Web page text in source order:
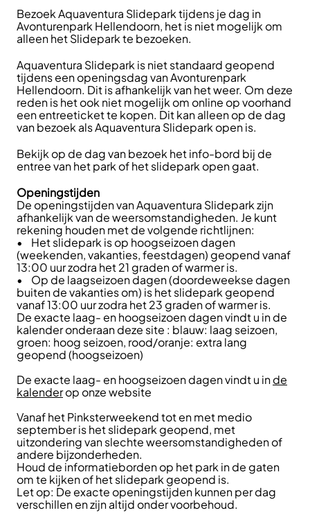
Bezoek Aquaventura Slidepark tijdens je dag in
Avonturenpark Hellendoorn, het is niet mogelijk om
alleen het Slidepark te bezoeken.
Aquaventura Slidepark is niet standaard geopend
tijdens een openingsdag van Avonturenpark
Hellendoorn. Dit is afhankelijk van het weer. Om deze
reden is het ook niet mogelijk om online op voorhand
een entreeticket te kopen. Dit kan alleen op de dag
van bezoek als Aquaventura Slidepark open is.
Bekijk op de dag van bezoek het info-bord bij de
entree van het park of het slidepark open gaat.
Openingstijden
De openingstijden van Aquaventura Slidepark zijn
afhankelijk van de weersomstandigheden. Je kunt
rekening houden met de volgende richtlijnen:
• Het slidepark is op hoogseizoen dagen
(weekenden, vakanties, feestdagen) geopend vanaf
13:00 uur zodra het 21 graden of warmer is.
• Op de laagseizoen dagen (doordeweekse dagen
buiten de vakanties om) is het slidepark geopend
vanaf 13:00 uur zodra het 23 graden of warmer is.
De exacte laag- en hoogseizoen dagen vindt u in de
kalender onderaan deze site : blauw: laag seizoen,
groen: hoog seizoen, rood/oranje: extra lang
geopend (hoogseizoen)
De exacte laag- en hoogseizoen dagen vindt u inde
kalenderop onze website
Vanaf het Pinksterweekend tot en met medio
september is het slidepark geopend, met
uitzondering van slechte weersomstandigheden of
andere bijzonderheden.
Houd de informatieborden op het park in de gaten
om te kijken of het slidepark geopend is.
Let op: De exacte openingstijden kunnen per dag
verschillen en zijn altijd onder voorbehoud.